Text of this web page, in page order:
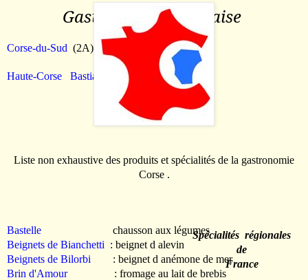
Gastronomie Française
Corse-du-Sud (2A) Ajaccio
Haute-Corse Bastia
Liste non exhaustive des produits et spécialités de la gastronomie
Corse .
Bastelle
chausson aux légumes
Beignets de Bianchetti : beignet d alevin
Beignets de Bilorbi : beignet d anémone de mer
Brin d'Amour: fromage au lait de brebis
Spécialités régionales
de
France